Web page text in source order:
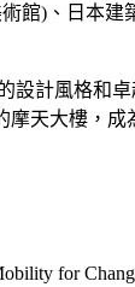
館)、日本
設計風格和
天大樓，
for